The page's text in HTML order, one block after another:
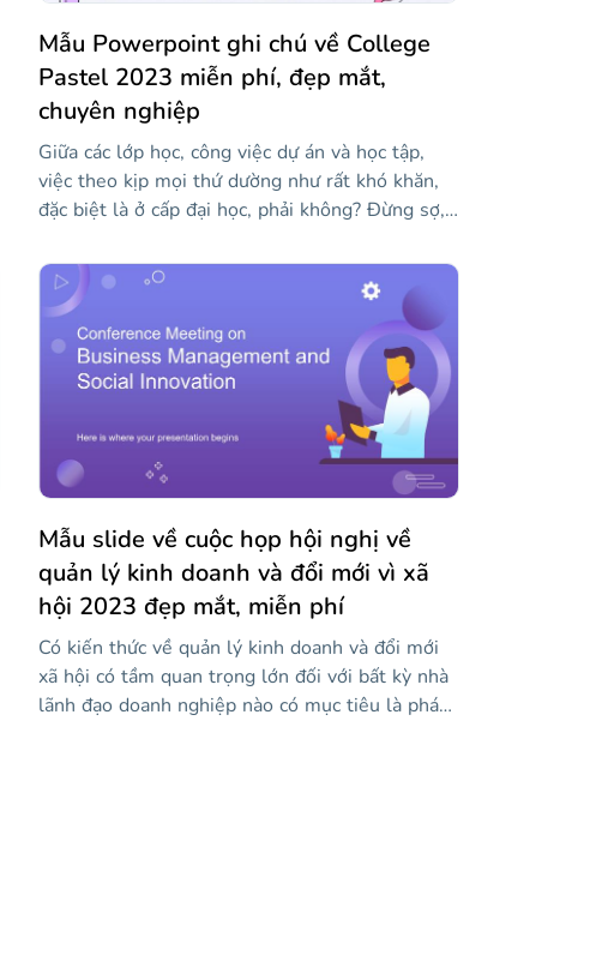
Mẫu Powerpoint ghi chú về College
Pastel 2023 miễn phí, đẹp mắt,
chuyên nghiệp
Giữa các lớp học, công việc dự án và học tập,
việc theo kịp mọi thứ dường như rất khó khăn,
đặc biệt là ở cấp đại học, phải không? Đừng sợ,
bạn, điều đầu tiên chúng tôi nghĩ ra là màu
pastel tươi sáng và nhiều hình minh họa giống
như hình vẽ nguệch ngoạc — một nét thú vị
luôn được chào đón! Tất cả các bố cục đều chứa
các mảnh giấy hoặc ghi chú dính, nơi bạn có thể
viết bất cứ điều gì bạn cần nhớ. Sự kết hợp
tuyệt vời này sẽ khiến bạn lưu giữ thông tin đó
trong một thời gian dài!
Mẫu slide về cuộc họp hội nghị về
quản lý kinh doanh và đổi mới vì xã
hội 2023 đẹp mắt, miễn phí
Có kiến thức về quản lý kinh doanh và đổi mới
xã hội có tầm quan trọng lớn đối với bất kỳ nhà
lãnh đạo doanh nghiệp nào có mục tiêu là phát